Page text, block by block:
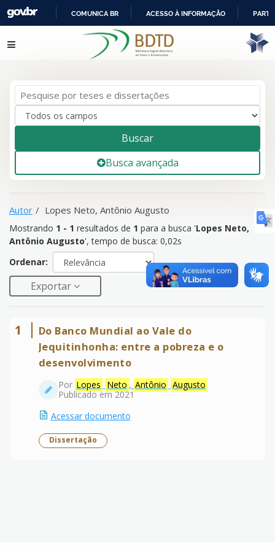
IR
PARA
COMUNICA BR ACESSO À INFORMAÇÃO
resultados de 1para a busca '
Lopes Neto,
Antônio Augusto
Pular para o conteúdo
Buscar
Busca avançada
Autor Lopes Neto, Antônio Augusto
Mostrando 1 - 1 resultados de 1 para a busca 'Lopes Neto,
Antônio Augusto', tempo de busca: 0,02s
Ordenar:
Exportar
1
Do Banco Mundial ao Vale do
Jequitinhonha: entre a pobreza e o
desenvolvimento
Por Lopes Neto , Antônio Augusto
Publicado em 2021
Acessar documento
Dissertação